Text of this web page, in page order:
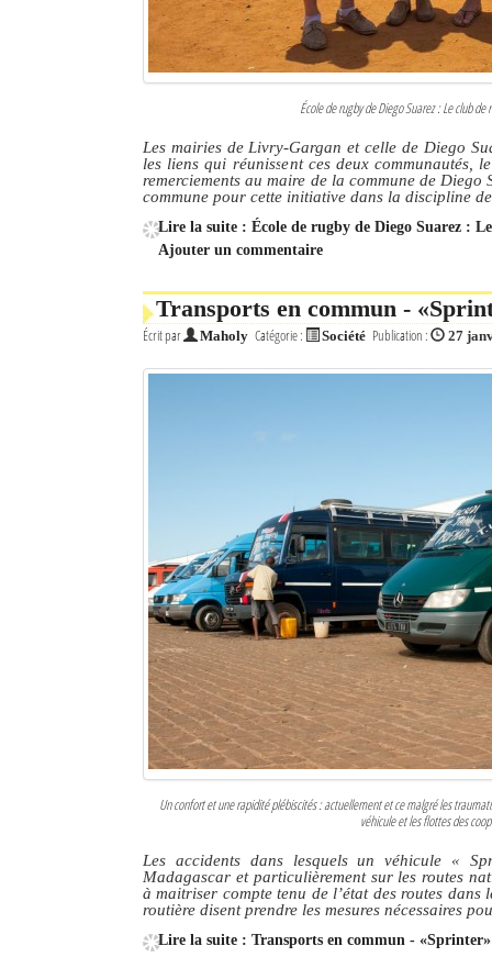
École de rugby de Diego Suarez : Le club de
Les mairies de Livry-Gargan et celle de Diego
les liens qui réunissent ces deux communautés,
remerciements au maire de la commune de
commune pour cette initiative dans la discipline
Lire la suite : École de rugby de Diego Suarez :
Ajouter un commentaire
Transports en commun -
Écrit par Maholy Catégorie : Société Publication : 27
Un confort et une rapidité plébiscités : actuellement et ce malgré les
véhicule et les flottes des
Les accidents dans lesquels un véhicule «
Madagascar et particulièrement sur les routes
à maitriser compte tenu de l’état des routes
routière disent prendre les mesures nécessaires
Lire la suite : Transports en commun -